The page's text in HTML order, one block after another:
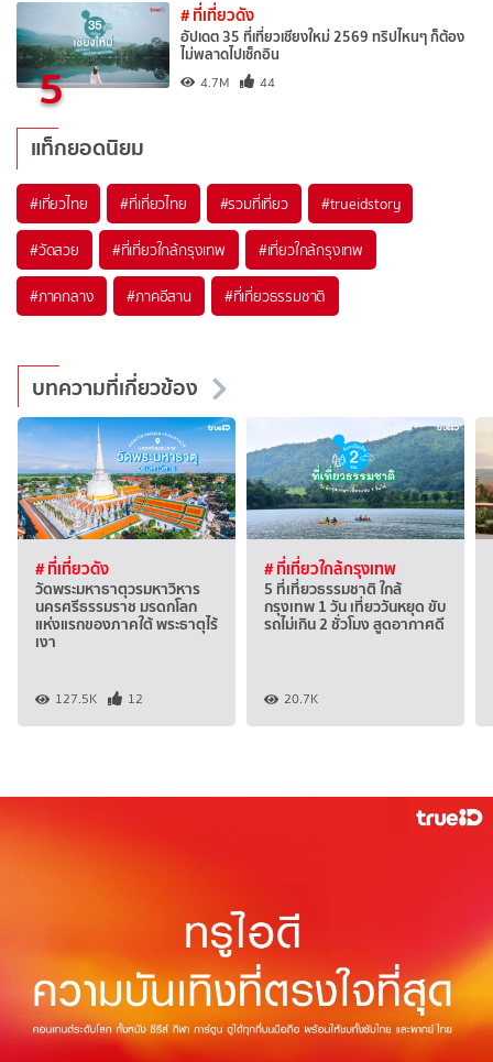
5
# ที่เที่ยวดัง
อัปเดต 35 ที่เที่ยวเชียงใหม่ 2569 ทริปไหนๆ ก็ต้อง
ไม่พลาดไปเช็กอิน
4.7M 44
แท็กยอดนิยม
#เที่ยวไทย #ที่เที่ยวไทย #รวมที่เที่ยว #trueidstory
#วัดสวย #ที่เที่ยวใกล้กรุงเทพ #เที่ยวใกล้กรุงเทพ
#ภาคกลาง #ภาคอีสาน #ที่เที่ยวธรรมชาติ
บทความที่เกี่ยวข้อง
# ที่เที่ยวดัง
วัดพระมหาธาตุวรมหาวิหาร
นครศรีธรรมราช มรดกโลก
แห่งแรกของภาคใต้ พระธาตุไร้
เงา
127.5K 12
# ที่เที่ยวใกล้กรุงเทพ
5 ที่เที่ยวธรรมชาติ ใกล้
กรุงเทพ 1 วัน เที่ยววันหยุด ขับ
รถไม่เกิน 2 ชั่วโมง สูดอากาศดี
20.7K